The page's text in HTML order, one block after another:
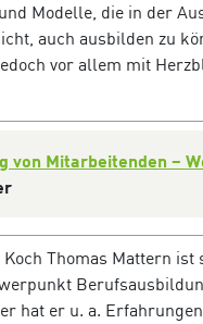
Modelle, die in der
auch ausbilden zu
vor allem mit
von Mitarbeitenden –
Thomas Mattern ist
hat er u. a.